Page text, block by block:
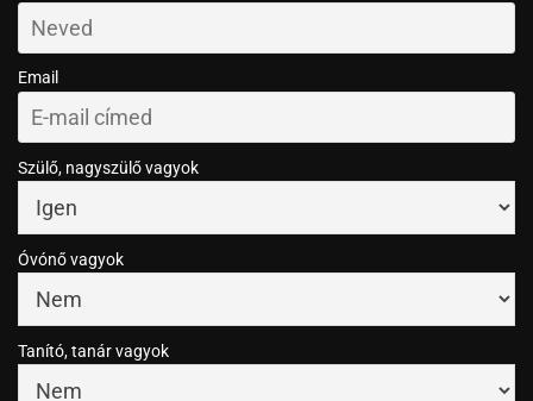
Email
Szülő, nagyszülő vagyok
Óvónő vagyok
Tanító, tanár vagyok